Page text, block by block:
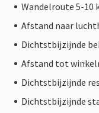
Wandelroute 5-10
Afstand naar
Dichtstbijzijnde
Afstand tot
Dichtstbijzijnde
Dichtstbijzijnde